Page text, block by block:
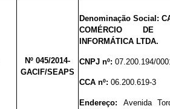
Nº 045/2014-
GACIF/SEAPS
Denominação Social:
COMÉRCIO DE
INFORMÁTICA LTDA.
CNPJ nº:07.200.194/
CCA nº:06.200.619-3
Endereço: Avenida